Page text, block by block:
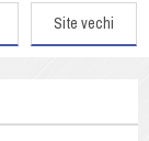
Site vechi